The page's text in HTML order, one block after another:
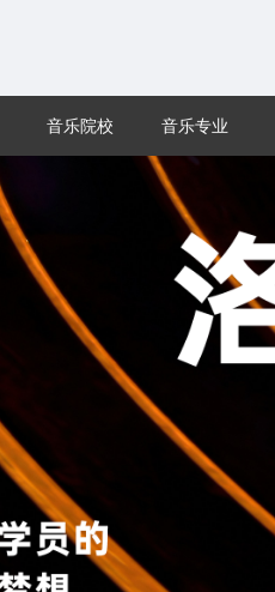
音乐院校 音乐专业